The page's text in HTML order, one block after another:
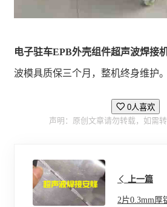
电子驻车EPB外壳组件超声波焊接
波模具质保三个月，整机终身维护。
0人喜欢
声明：原创文章请勿转载，如需转
上一篇
2片0.3mm厚